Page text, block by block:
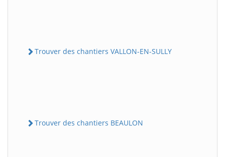
Trouver des chantiers VALLON-EN-SULLY
Trouver des chantiers BEAULON